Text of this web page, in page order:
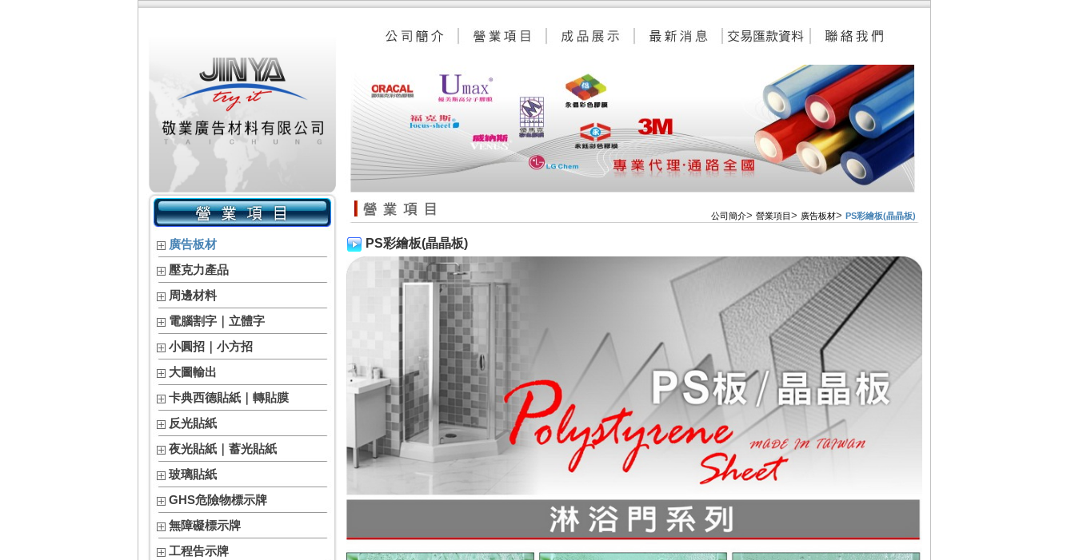
廣告板材
壓克力產品
周邊材料
電腦割字｜立體字
小圓招｜小方招
大圖輸出
卡典西德貼紙｜轉貼膜
反光貼紙
夜光貼紙｜蓄光貼紙
玻璃貼紙
GHS危險物標示牌
無障礙標示牌
工程告示牌
公司簡介> 營業項目> 廣告板材> PS彩繪板(晶晶板)
PS彩繪板(晶晶板)